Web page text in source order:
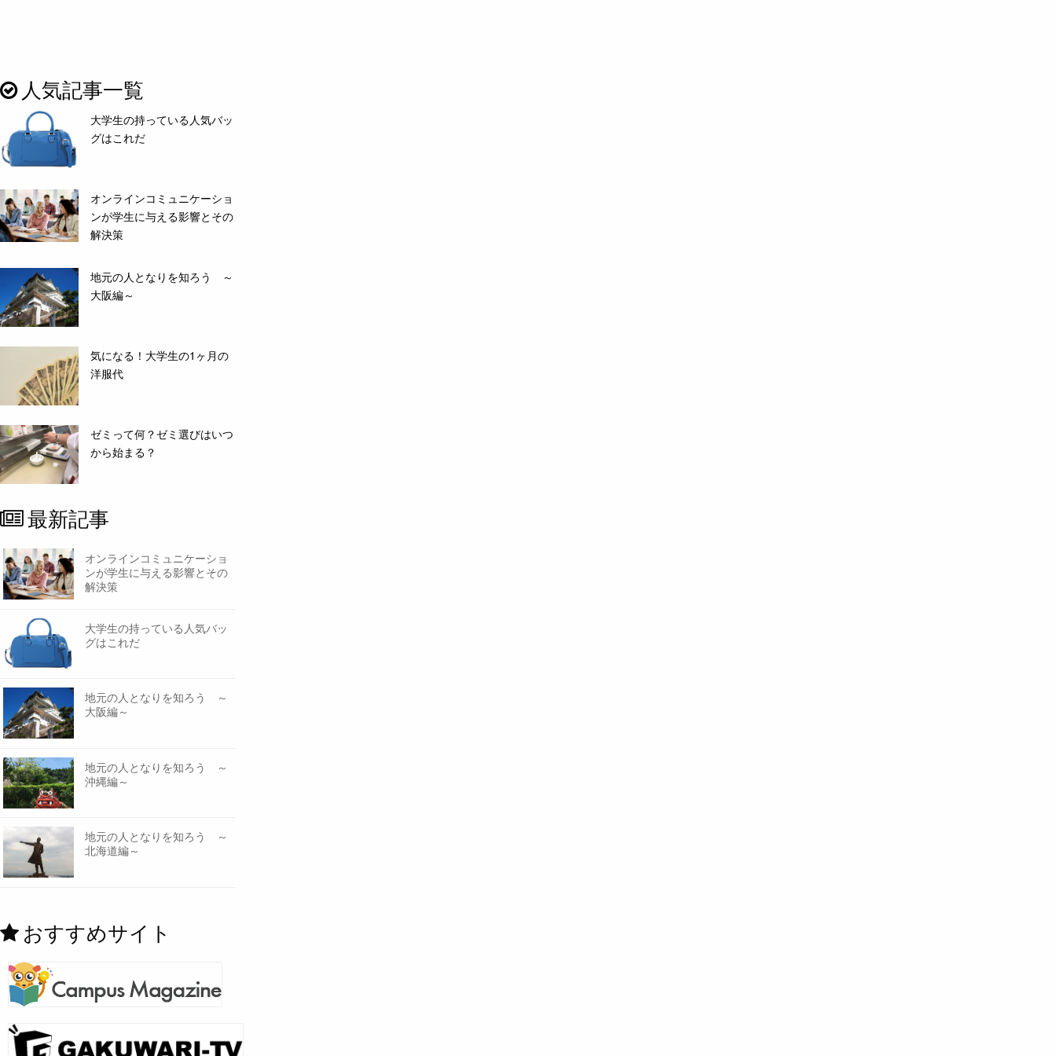
人気記事一覧
大学生の持っている人気バッ
グはこれだ
オンラインコミュニケーショ
ンが学生に与える影響とその
解決策
地元の人となりを知ろう ～
大阪編～
気になる！大学生の1ヶ月の
洋服代
ゼミって何？ゼミ選びはいつ
から始まる？
最新記事
オンラインコミュニケーショ
ンが学生に与える影響とその
解決策
大学生の持っている人気バッ
グはこれだ
地元の人となりを知ろう ～
大阪編～
地元の人となりを知ろう ～
沖縄編～
地元の人となりを知ろう ～
北海道編～
おすすめサイト